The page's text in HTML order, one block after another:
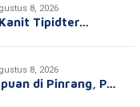
8, 2026
Tipidter…
8, 2026
di Pinrang, P…